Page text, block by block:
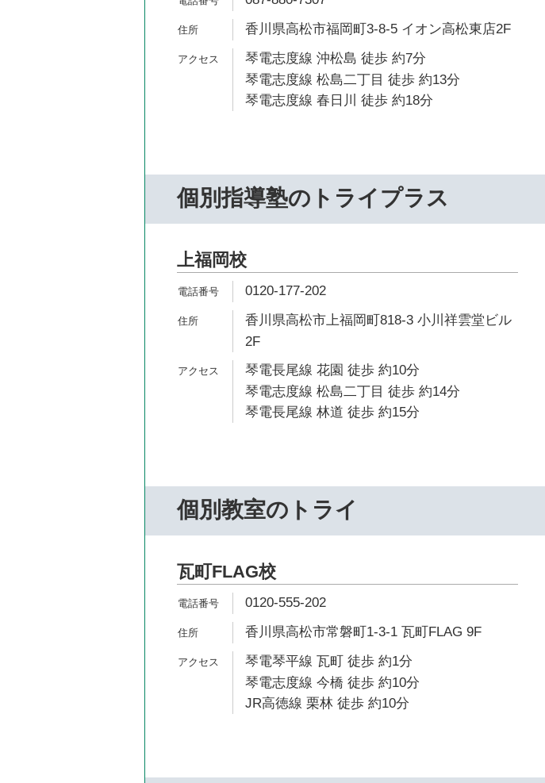
香川県高松市福岡町3-8-5 イオン高松東店2F
琴電志度線 沖松島 徒歩 約7分
琴電志度線 松島二丁目 徒歩 約13分
琴電志度線 春日川 徒歩 約18分
個別指導塾のトライプラス
上福岡校
0120-177-202
香川県高松市上福岡町818-3 小川祥雲堂ビル
2F
琴電長尾線 花園 徒歩 約10分
琴電志度線 松島二丁目 徒歩 約14分
琴電長尾線 林道 徒歩 約15分
個別教室のトライ
瓦町FLAG校
0120-555-202
香川県高松市常磐町1-3-1 瓦町FLAG 9F
琴電琴平線 瓦町 徒歩 約1分
琴電志度線 今橋 徒歩 約10分
JR高徳線 栗林 徒歩 約10分